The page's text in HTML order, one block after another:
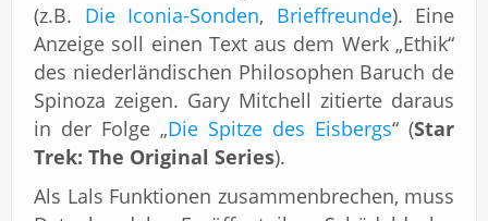
(z.B. Die Iconia-Sonden, Brieffreunde). Eine
Anzeige soll einen Text aus dem Werk „Ethik“
des niederländischen Philosophen Baruch de
Spinoza zeigen. Gary Mitchell zitierte daraus
in der Folge „Die Spitze des Eisbergs“ (Star
Trek: The Original Series).
Als Lals Funktionen zusammenbrechen, muss